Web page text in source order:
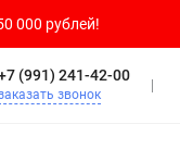
000 рублей!
(991) 241-42-00
звонок